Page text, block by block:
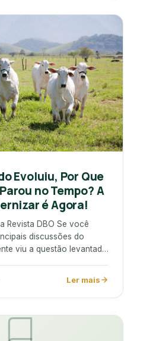
Evoluiu, Por Que
no Tempo? A
é Agora!
Revista DBO Se você
discussões do
viu a questão levantada
Ler mais